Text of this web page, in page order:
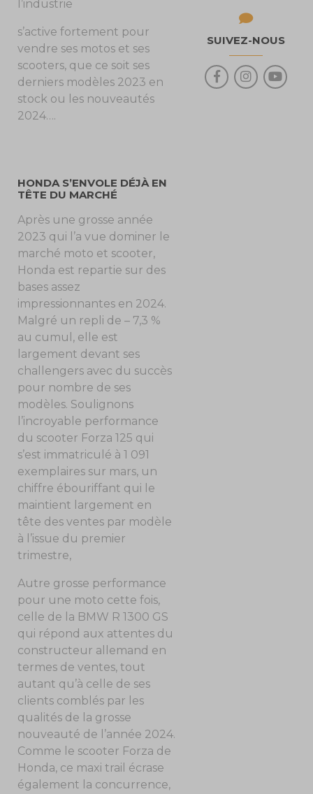
l’industrie
s’active fortement pour
vendre ses motos et ses
scooters, que ce soit ses
derniers modèles 2023 en
stock ou les nouveautés
2024….
HONDA S’ENVOLE DÉJÀ EN
TÊTE DU MARCHÉ
Après une grosse année
2023 qui l’a vue dominer le
marché moto et scooter,
Honda est repartie sur des
bases assez
impressionnantes en 2024.
Malgré un repli de – 7,3 %
au cumul, elle est
largement devant ses
challengers avec du succès
pour nombre de ses
modèles. Soulignons
l’incroyable performance
du scooter Forza 125 qui
s’est immatriculé à 1 091
exemplaires sur mars, un
chiffre ébouriffant qui le
maintient largement en
tête des ventes par modèle
à l’issue du premier
trimestre,
Autre grosse performance
pour une moto cette fois,
celle de la BMW R 1300 GS
qui répond aux attentes du
constructeur allemand en
termes de ventes, tout
autant qu’à celle de ses
clients comblés par les
qualités de la grosse
nouveauté de l’année 2024.
Comme le scooter Forza de
Honda, ce maxi trail écrase
également la concurrence,
SUIVEZ-NOUS